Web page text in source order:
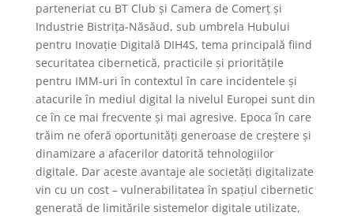
parteneriat cu BT Club și Camera de Comerț și
Industrie Bistrița-Năsăud, sub umbrela Hubului
pentru Inovație Digitală DIH4S, tema principală fiind
securitatea cibernetică, practicile și prioritățile
pentru IMM-uri în contextul în care incidentele și
atacurile în mediul digital la nivelul Europei sunt din
ce în ce mai frecvente și mai agresive. Epoca în care
trăim ne oferă oportunități generoase de creștere și
dinamizare a afacerilor datorită tehnologiilor
digitale. Dar aceste avantaje ale societăți digitalizate
vin cu un cost – vulnerabilitatea în spațiul cibernetic
generată de limitările sistemelor digitale utilizate,